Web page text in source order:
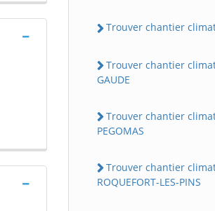
Trouver chantier
Trouver chantier
GAUDE
Trouver chantier
PEGOMAS
Trouver chantier
ROQUEFORT-LES-PINS